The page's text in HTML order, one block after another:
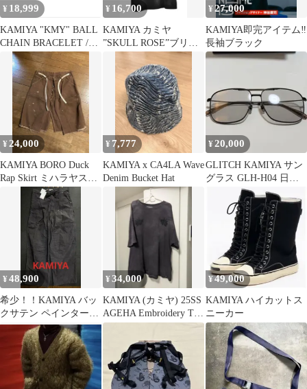
¥ 18,999
KAMIYA "KMY" BALL
CHAIN BRACELET /
BLK
¥ 16,700
KAMIYA カミヤ
”SKULL ROSE”ブリー
チプリント H/S Tシャ
¥ 27,000
KAMIYA即完アイテム‼️
長袖ブラック
¥24,000
KAMIYA BORO Duck
Rap Skirt ミハラヤスヒ
¥ 7,777
KAMIYA x CA4LA Wave
Denim Bucket Hat
¥20,000
GLITCH KAMIYA サン
グラス GLH-H04 日本
¥48,900
希少！！KAMIYA バッ
クサテン ペインターパ
ンツ ダブルニー
¥34,000
KAMIYA (カミヤ) 25SS
AGEHA Embroidery Tシ
ャツ
¥49,000
KAMIYA ハイカットス
ニーカー